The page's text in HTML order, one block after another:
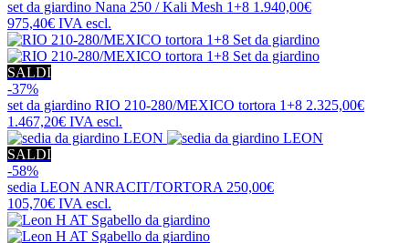
set da giardino Nana 250 / Kali Mesh 1+8 1.940,00€
975,40€ IVA escl.
SALDI
-37%
set da giardino RIO 210-280/MEXICO tortora 1+8 2.325,00€
1.467,20€ IVA escl.
SALDI
-58%
sedia LEON ANRACIT/TORTORA 250,00€
105,70€ IVA escl.